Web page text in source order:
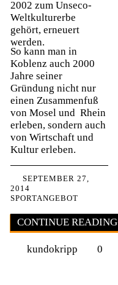
2002 zum Unseco-
Weltkulturerbe
gehört, erneuert
werden.
So kann man in
Koblenz auch 2000
Jahre seiner
Gründung nicht nur
einen Zusammenfuß
von Mosel und Rhein
erleben, sondern auch
von Wirtschaft und
Kultur erleben.
SEPTEMBER 27,
2014
SPORTANGEBOT
CONTINUE READING
kundokripp 0